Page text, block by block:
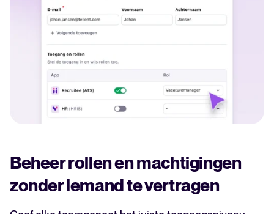
Beheer rollen en machtigingen
zonder iemand te vertragen